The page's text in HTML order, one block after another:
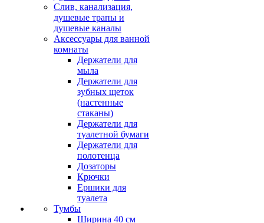
Слив, канализация,
душевые трапы и
душевые каналы
Аксессуары для ванной
комнаты
Держатели для
мыла
Держатели для
зубных щеток
(настенные
стаканы)
Держатели для
туалетной бумаги
Держатели для
полотенца
Дозаторы
Крючки
Ершики для
туалета
Тумбы
Ширина 40 см